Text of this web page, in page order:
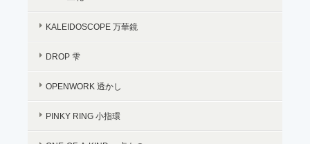
KALEIDOSCOPE 万華鏡
DROP 雫
OPENWORK 透かし
PINKY RING 小指環